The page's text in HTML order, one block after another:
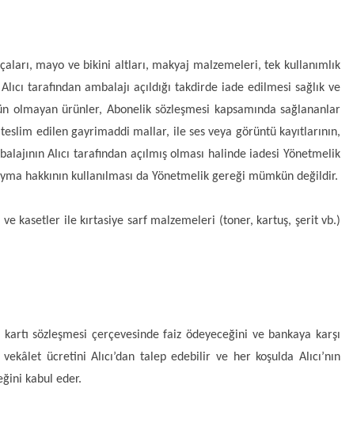
mayo ve bikini altları, makyaj malzemeleri, tek kullanımlık
tarafından ambalajı açıldığı takdirde iade edilmesi sağlık ve
olmayan ürünler, Abonelik sözleşmesi kapsamında sağlananlar
edilen gayrimaddi mallar, ile ses veya görüntü kayıtlarının,
Alıcı tarafından açılmış olması halinde iadesi Yönetmelik
hakkının kullanılması da Yönetmelik gereği mümkün değildir.
kasetler ile kırtasiye sarf malzemeleri (toner, kartuş, şerit vb.)
sözleşmesi çerçevesinde faiz ödeyeceğini ve bankaya karşı
ücretini Alıcı’dan talep edebilir ve her koşulda Alıcı’nın
kabul eder.